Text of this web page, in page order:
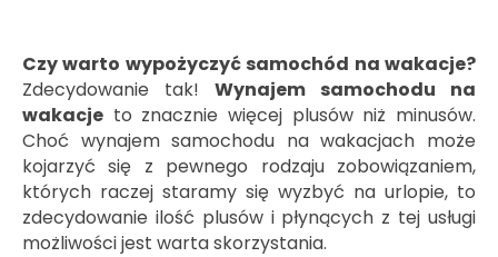
Czy warto wypożyczyć samochód na wakacje?
Zdecydowanie tak! Wynajem samochodu na
wakacje to znacznie więcej plusów niż minusów.
Choć wynajem samochodu na wakacjach może
kojarzyć się z pewnego rodzaju zobowiązaniem,
których raczej staramy się wyzbyć na urlopie, to
zdecydowanie ilość plusów i płynących z tej usługi
możliwości jest warta skorzystania.